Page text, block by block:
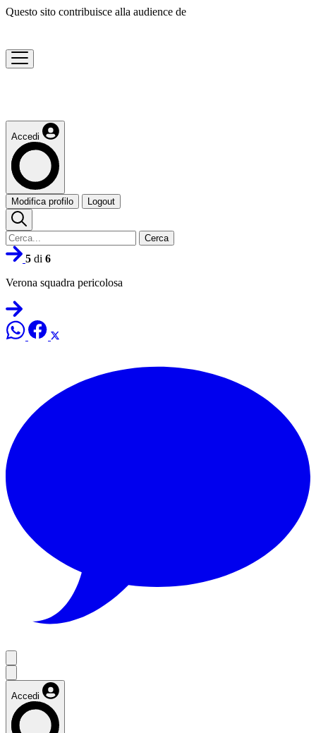
Questo sito contribuisce alla audience de
Accedi
Modifica profilo Logout
Cerca
5 di 6
Verona squadra pericolosa
Accedi